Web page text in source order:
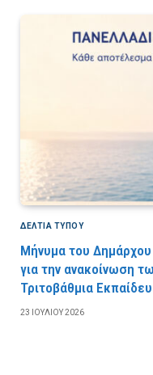
ΔΕΛΤΙΑ ΤΥΠΟΥ
Μήνυμα του
για την ανακοίνωση
Τριτοβάθμια
23 ΙΟΥΛΊΟΥ 2026